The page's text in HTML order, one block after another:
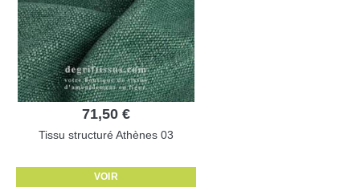
71,50 €
Tissu structuré Athènes 03
VOIR